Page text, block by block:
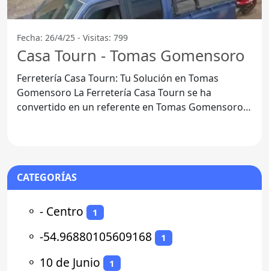
Fecha: 26/4/25 - Visitas: 799
Casa Tourn - Tomas Gomensoro
Ferretería Casa Tourn: Tu Solución en Tomas
Gomensoro La Ferretería Casa Tourn se ha
convertido en un referente en Tomas Gomensoro,
CATEGORÍAS
⚬ - Centro 1
⚬ -54.96880105609168 1
⚬ 10 de Junio 1